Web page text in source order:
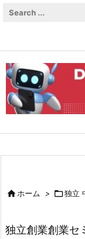
ホーム > 独立
独立創業創業セ